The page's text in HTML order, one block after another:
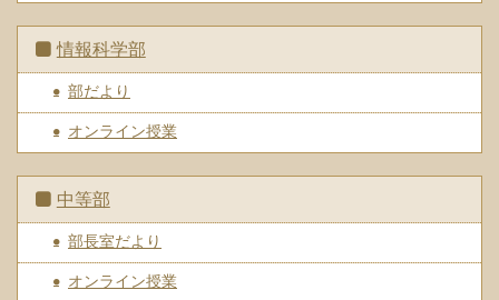
情報科学部
部だより
オンライン授業
中等部
部長室だより
オンライン授業